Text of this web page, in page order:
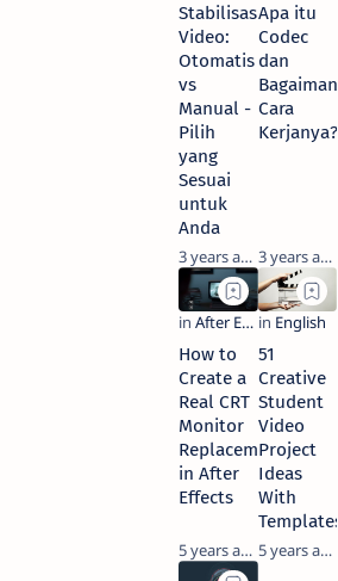
Stabilisasi
Video:
Otomatis
vs
Manual -
Pilih
yang
Sesuai
untuk
Anda
3 years ago
Apa itu
Codec
dan
Bagaimana
Cara
Kerjanya?
3 years ago
How to
Create a
Real CRT
Monitor
Replacement
in After
Effects
5 years ago
51
Creative
Student
Video
Project
Ideas
With
Templates
5 years ago